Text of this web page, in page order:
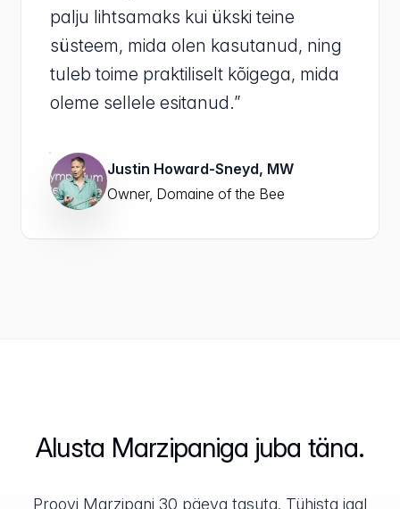
palju lihtsamaks kui ükski teine
süsteem, mida olen kasutanud, ning
tuleb toime praktiliselt kõigega, mida
oleme sellele esitanud.”
Justin Howard-Sneyd, MW
Owner, Domaine of the Bee
Alusta Marzipaniga juba täna.
Proovi Marzipani 30 päeva tasuta. Tühista igal